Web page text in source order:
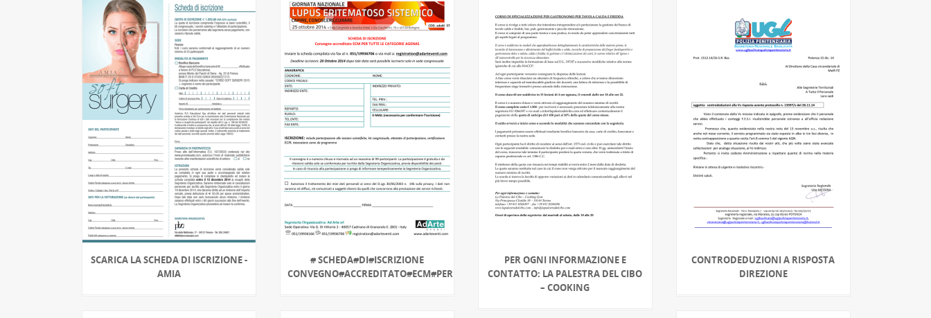
SCARICA LA SCHEDA DI ISCRIZIONE -
AMIA
# SCHEDA#DI#ISCRIZIONE
CONVEGNO#ACCREDITATO#ECM#PER
PER OGNI INFORMAZIONE E
CONTATTO: LA PALESTRA DEL CIBO
– COOKING
CONTRODEDUZIONI A RISPOSTA
DIREZIONE